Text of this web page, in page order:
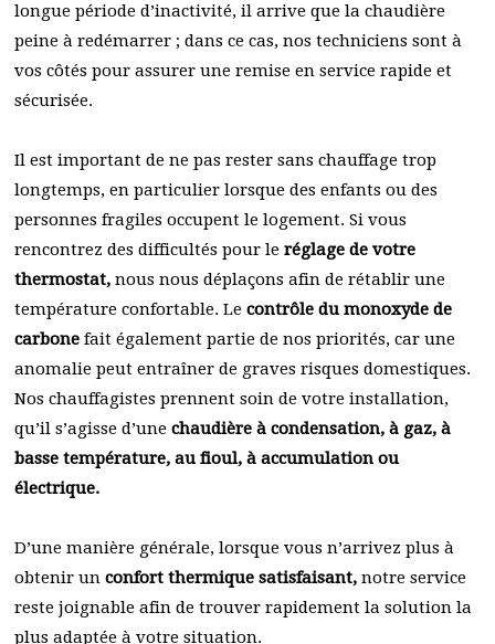
longue période d’inactivité, il arrive que la chaudière
peine à redémarrer ; dans ce cas, nos techniciens sont à
vos côtés pour assurer une remise en service rapide et
sécurisée.
Il est important de ne pas rester sans chauffage trop
longtemps, en particulier lorsque des enfants ou des
personnes fragiles occupent le logement. Si vous
rencontrez des difficultés pour le réglage de votre
thermostat, nous nous déplaçons afin de rétablir une
température confortable. Le contrôle du monoxyde de
carbone fait également partie de nos priorités, car une
anomalie peut entraîner de graves risques domestiques.
Nos chauffagistes prennent soin de votre installation,
qu’il s’agisse d’une chaudière à condensation, à gaz, à
basse température, au fioul, à accumulation ou
électrique.
D’une manière générale, lorsque vous n’arrivez plus à
obtenir un confort thermique satisfaisant, notre service
reste joignable afin de trouver rapidement la solution la
plus adaptée à votre situation.